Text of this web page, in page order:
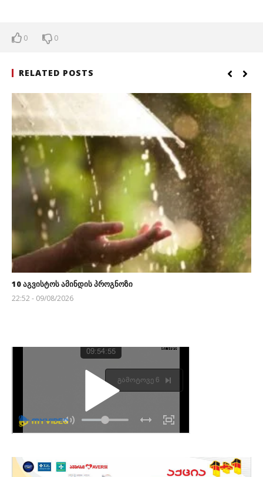
0 0
RELATED POSTS
10 აგვისტოს ამინდის პროგნოზი
22:52 - 09/08/2026